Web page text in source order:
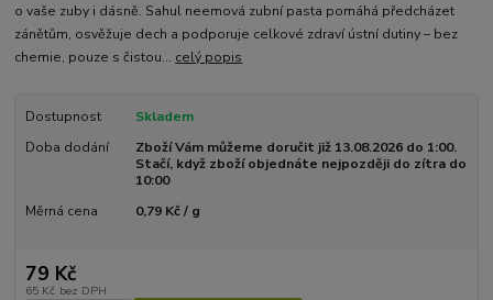
o vaše zuby i dásně. Sahul neemová zubní pasta pomáhá předcházet
zánětům, osvěžuje dech a podporuje celkové zdraví ústní dutiny – bez
chemie, pouze s čistou... celý popis
Dostupnost
Skladem
Doba dodání
Zboží Vám můžeme doručit již 13.08.2026 do 1:00.
Stačí, když zboží objednáte nejpozději do zítra do
10:00
Měrná cena
0,79 Kč / g
79 Kč
65 Kč bez DPH